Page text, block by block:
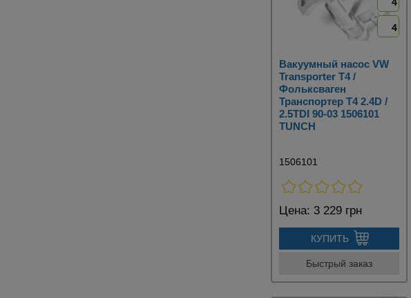
4
Вакуумный насос VW
Transporter T4 /
Фольксваген
Транспортер Т4 2.4D /
2.5TDI 90-03 1506101
TUNCH
1506101
Цена: 3 229 грн
КУПИТЬ
Быстрый заказ